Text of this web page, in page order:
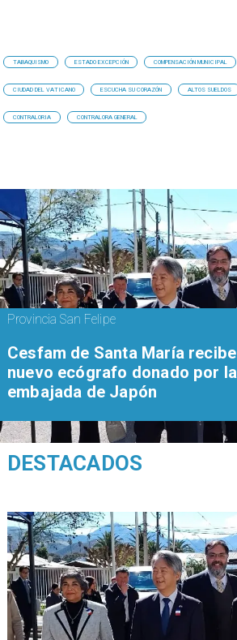
TABAQUISMO ESTADO EXCEPCIÓN COMPENSACIÓN MUNICIPAL
CIUDAD DEL VATICANO ESCUCHA SU CORAZÓN ALTOS SUELDOS
CONTRALORIA CONTRALORA GENERAL
Provincia San Felipe
Cesfam de Santa María recibe
nuevo ecógrafo donado por la
embajada de Japón
DESTACADOS